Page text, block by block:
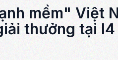
mềm" Việt
thưởng tại